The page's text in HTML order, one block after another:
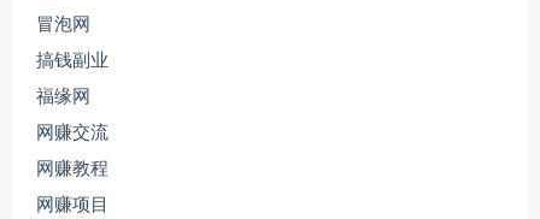
冒泡网
搞钱副业
福缘网
网赚交流
网赚教程
网赚项目